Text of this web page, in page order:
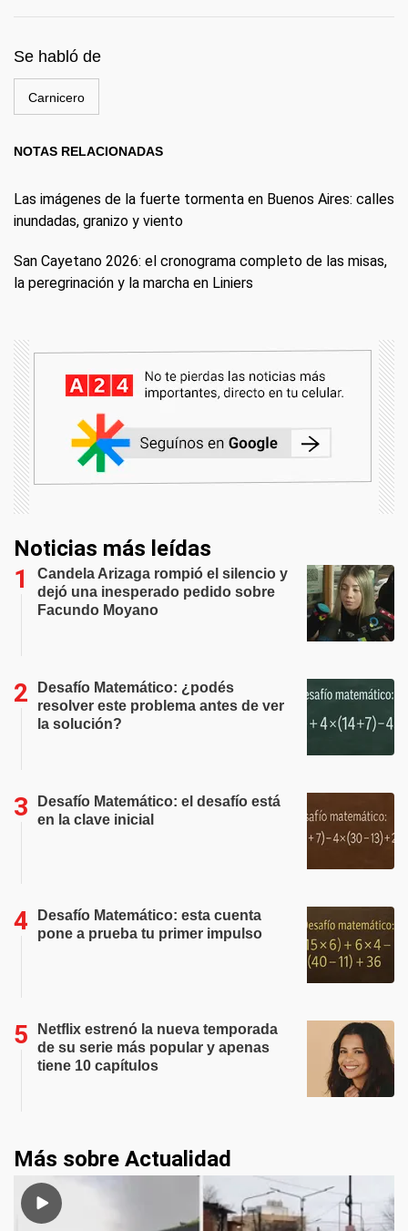
Se habló de
Carnicero
NOTAS RELACIONADAS
Las imágenes de la fuerte tormenta en Buenos Aires: calles
inundadas, granizo y viento
San Cayetano 2026: el cronograma completo de las misas,
la peregrinación y la marcha en Liniers
Noticias más leídas
Candela Arizaga rompió el silencio y
dejó una inesperado pedido sobre
Facundo Moyano
Desafío Matemático: ¿podés
resolver este problema antes de ver
la solución?
Desafío Matemático: el desafío está
en la clave inicial
Desafío Matemático: esta cuenta
pone a prueba tu primer impulso
Netflix estrenó la nueva temporada
de su serie más popular y apenas
tiene 10 capítulos
Más sobre Actualidad